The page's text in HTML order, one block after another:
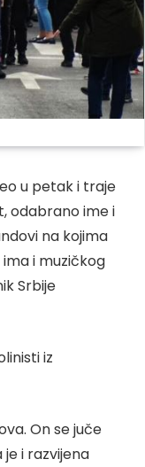
u petak i traje
odabrano ime i
na kojima
i muzičkog
Srbije
iz
On se juče
i razvijena